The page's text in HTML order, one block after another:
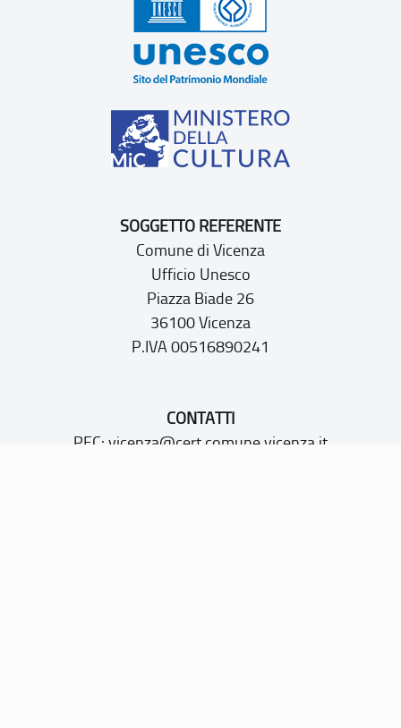
SOGGETTO REFERENTE
Comune di Vicenza
Ufficio Unesco
Piazza Biade 26
36100 Vicenza
P.IVA 00516890241
CONTATTI
PEC: vicenza@cert.comune.vicenza.it